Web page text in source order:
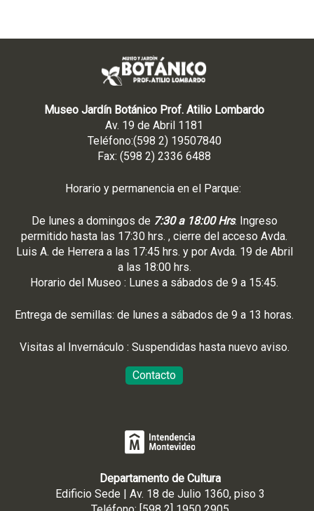
Museo Jardín Botánico Prof. Atilio Lombardo
Av. 19 de Abril 1181
Teléfono:(598 2) 19507840
Fax: (598 2) 2336 6488
Horario y permanencia en el Parque:
De lunes a domingos de 7:30 a 18:00 Hrs. Ingreso
permitido hasta las 17:30 hrs. , cierre del acceso Avda.
Luis A. de Herrera a las 17:45 hrs. y por Avda. 19 de Abril
a las 18:00 hrs.
Horario del Museo : Lunes a sábados de 9 a 15:45.
Entrega de semillas: de lunes a sábados de 9 a 13 horas.
Visitas al Invernáculo : Suspendidas hasta nuevo aviso.
Contacto
Departamento de Cultura
Edificio Sede | Av. 18 de Julio 1360, piso 3